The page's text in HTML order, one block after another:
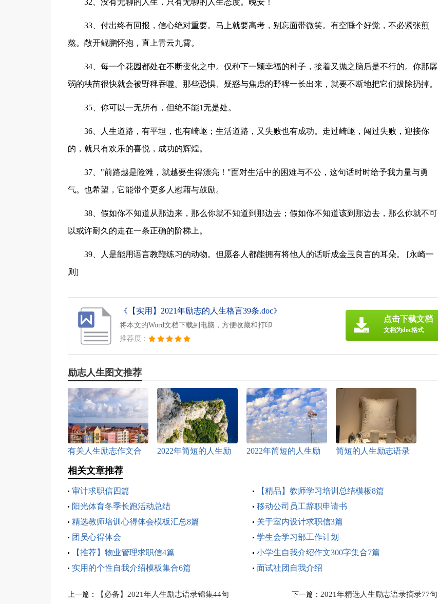
32、没有无聊的人生，只有无聊的人生态度。晚安！
33、付出终有回报，信心绝对重要。马上就要高考，别忘面带微笑。有空睡个好觉，不必紧张煎
熬。敞开鲲鹏怀抱，直上青云九霄。
34、每一个花园都处在不断变化之中。仅种下一颗幸福的种子，接着又抛之脑后是不行的。你那孱
弱的秧苗很快就会被野稗吞噬。那些恐惧、疑惑与焦虑的野稗一长出来，就要不断地把它们拔除扔掉。
35、你可以一无所有，但绝不能1无是处。
36、人生道路，有平坦，也有崎岖；生活道路，又失败也有成功。走过崎岖，闯过失败，迎接你
的，就只有欢乐的喜悦，成功的辉煌。
37、"前路越是险滩，就越要生得漂亮！"面对生活中的困难与不公，这句话时时给予我力量与勇
气。也希望，它能带个更多人慰藉与鼓励。
38、假如你不知道从那边来，那么你就不知道到那边去；假如你不知道该到那边去，那么你就不可
以或许耐久的走在一条正确的阶梯上。
39、人是能用语言教鞭练习的动物。但愿各人都能拥有将他人的话听成金玉良言的耳朵。 [永崎一
则]
《【实用】2021年励志的人生格言39条.doc》
将本文的Word文档下载到电脑，方便收藏和打印
推荐度：
点击下载文档
文档为doc格式
励志人生图文推荐
有关人生励志作文合
集8篇
2022年简短的人生励
2022年简短的人生励
简短的人生励志语录
相关文章推荐
审计求职信四篇
【精品】教师学习培训总结模板8篇
阳光体育冬季长跑活动总结
移动公司员工辞职申请书
精选教师培训心得体会模板汇总8篇
关于室内设计求职信3篇
团员心得体会
学生会学习部工作计划
【推荐】物业管理求职信4篇
小学生自我介绍作文300字集合7篇
实用的个性自我介绍模板集合6篇
面试社团自我介绍
上一篇： 【必备】2021年人生励志语录锦集44句 下一篇： 2021年精选人生励志语录摘录77句